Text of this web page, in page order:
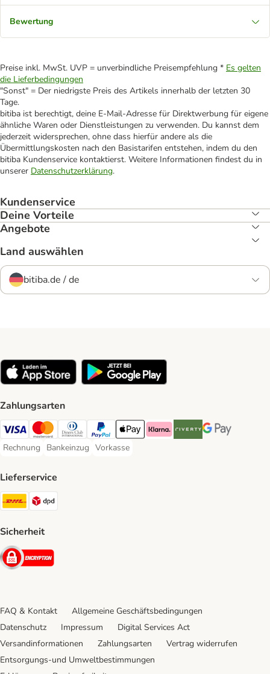
Bewertung
Preise inkl. MwSt. UVP = unverbindliche Preisempfehlung * Es gelten
die Lieferbedingungen
"Sonst" = Der niedrigste Preis des Artikels innerhalb der letzten 30
Tage.
bitiba ist berechtigt, deine E-Mail-Adresse für Direktwerbung für eigene
ähnliche Waren oder Dienstleistungen zu verwenden. Du kannst dem
jederzeit widersprechen, ohne dass hierfür andere als die
Übermittlungskosten nach den Basistarifen entstehen, indem du den
bitiba Kundenservice kontaktierst. Weitere Informationen findest du in
unserer Datenschutzerklärung.
Kundenservice
Deine Vorteile
Angebote
Land auswählen
bitiba.de / de
Zahlungsarten
Visa Payment Method
Mastercard Payment Method
Diners Club Payment Method
PayPal Payment Method
Apple Pay Payment Method
Klarna Payment Method
Riverty Payment Method
Google Pay
Rechnung
Rechnung Payment Method
Bankeinzug
Bankeinzug Payment Method
Vorkasse
Vorkasse Payment Method
Lieferservice
DHL Shipping Method
Sicherheit
Security
FAQ & Kontakt
Allgemeine Geschäftsbedingungen
Datenschutz
Impressum
Digital Services Act
Versandinformationen
Zahlungsarten
Vertrag widerrufen
Entsorgungs-und Umweltbestimmungen